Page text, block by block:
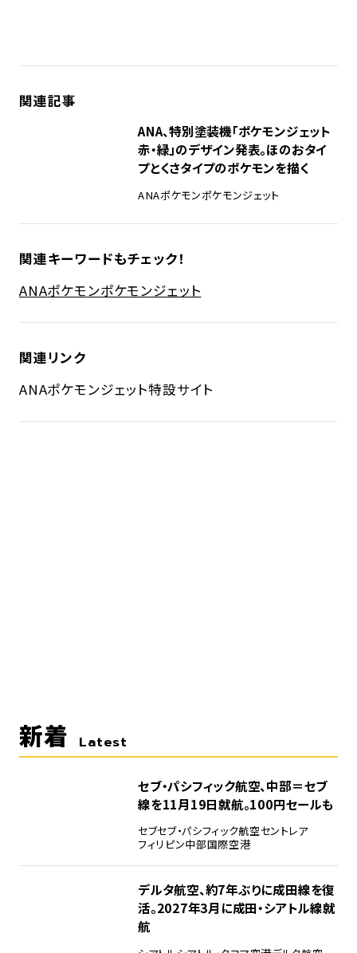
関連記事
ANA、特別塗装機「ポケモンジェット
赤・緑」のデザイン発表。ほのおタイ
プとくさタイプのポケモンを描く
ANAポケモンポケモンジェット
関連キーワードもチェック！
ANAポケモンポケモンジェット
関連リンク
ANAポケモンジェット特設サイト
新着 Latest
セブ・パシフィック航空、中部＝セブ
線を11月19日就航。100円セールも
セブセブ・パシフィック航空セントレア
フィリピン中部国際空港
デルタ航空、約7年ぶりに成田線を復
活。2027年3月に成田・シアトル線就
航